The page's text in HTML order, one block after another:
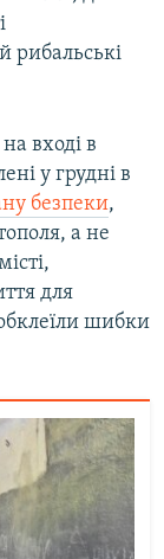
рибальські
вході в
у грудні в
безпеки,
а не
для
шибки